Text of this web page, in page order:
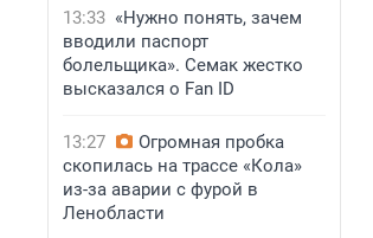
13:33 «Нужно понять, зачем
вводили паспорт
болельщика». Семак жестко
высказался о Fan ID
13:27
Огромная пробка
скопилась на трассе «Кола»
из-за аварии с фурой в
Ленобласти